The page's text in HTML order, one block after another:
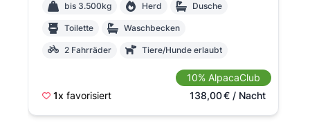
bis 3.500kg Herd Dusche
Toilette Waschbecken
2 Fahrräder Tiere/Hunde erlaubt
1x favorisiert
10% AlpacaClub
138,00€/ Nacht